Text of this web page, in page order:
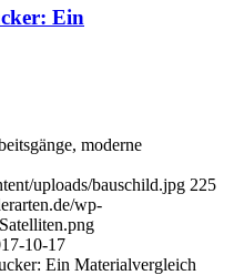
Ein
moderne
uploads/bauschild.jpg 225
wp-
10-17
Ein Materialvergleich